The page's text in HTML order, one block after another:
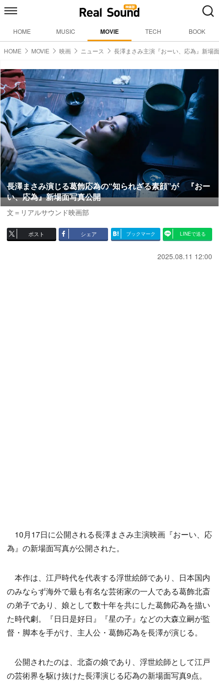
HOME MUSIC MOVIE TECH BOOK
HOME MOVIE 映画 ニュース 長澤まさみ主演『おーい、応為』新場
長澤まさみ演じる葛飾応為の“知られざる素顔”が 『おー
い、応為』新場面写真公開
文＝リアルサウンド映画部
ポスト シェア ブックマーク LINEで送る
2025.08.11 12:00
10月17日に公開される長澤まさみ主演映画『おーい、応
為』の新場面写真が公開された。
本作は、江戸時代を代表する浮世絵師であり、日本国内
のみならず海外で最も有名な芸術家の一人である葛飾北斎
の弟子であり、娘として数十年を共にした葛飾応為を描い
た時代劇。『日日是好日』『星の子』などの大森立嗣が監
督・脚本を手がけ、主人公・葛飾応為を長澤が演じる。
公開されたのは、北斎の娘であり、浮世絵師として江戸
の芸術界を駆け抜けた長澤演じる応為の新場面写真9点。